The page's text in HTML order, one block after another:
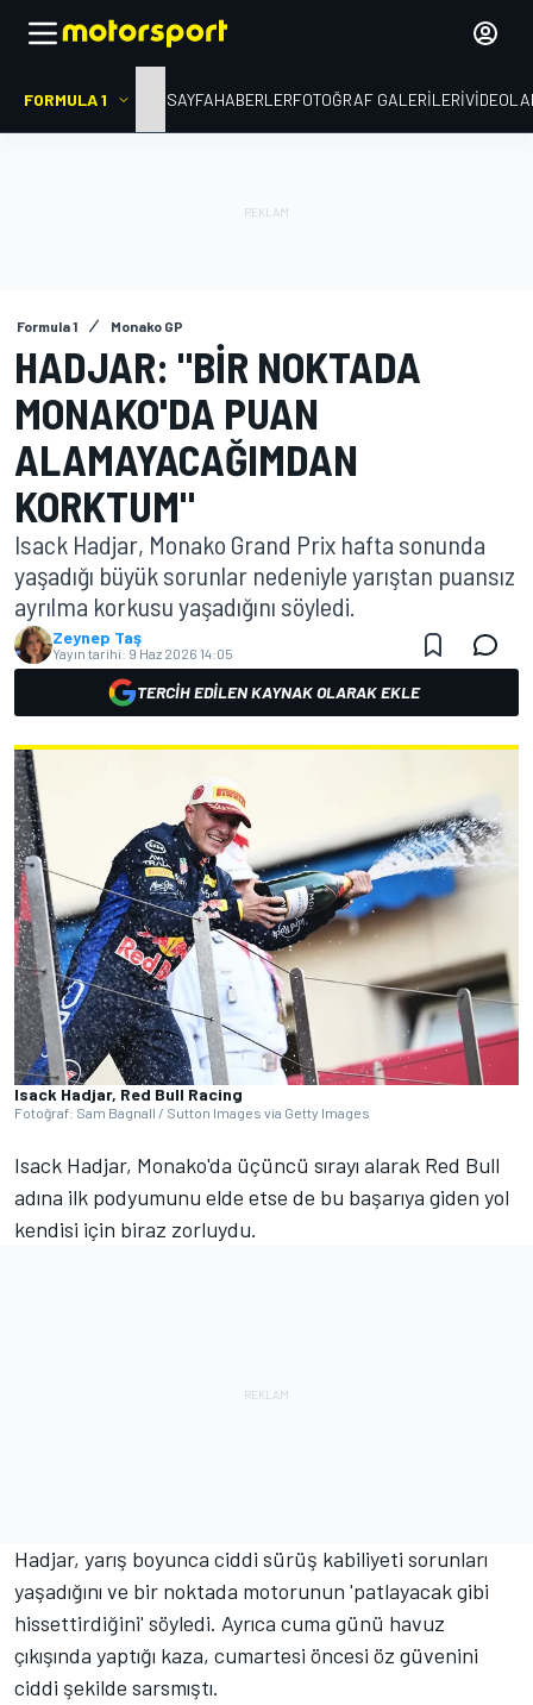
FORMULA 1 ANA SAYFAHABERLERFOTOĞRAF GALERILERI
Formula 1 Monako GP
HADJAR: "BIR NOKTADA
MONAKO'DA PUAN
ALAMAYACAĞIMDAN
KORKTUM"
Isack Hadjar, Monako Grand Prix hafta sonunda
yaşadığı büyük sorunlar nedeniyle yarıştan puansız
ayrılma korkusu yaşadığını söyledi.
Zeynep Taş
Yayın tarihi: 9 Haz 2026 14:05
TERCIH EDILEN KAYNAK OLARAK EKLE
Isack Hadjar, Red Bull Racing
Fotoğraf: Sam Bagnall / Sutton Images via Getty Images
Isack Hadjar, Monako'da üçüncü sırayı alarak Red Bull
adına ilk podyumunu elde etse de bu başarıya giden yol
kendisi için biraz zorluydu.
Hadjar, yarış boyunca ciddi sürüş kabiliyeti sorunları
yaşadığını ve bir noktada motorunun 'patlayacak gibi
hissettirdiğini' söyledi. Ayrıca cuma günü havuz
çıkışında yaptığı kaza, cumartesi öncesi öz güvenini
ciddi şekilde sarsmıştı.